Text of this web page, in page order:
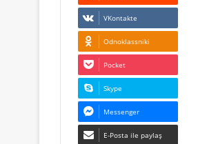
VKontakte
Odnoklassniki
Pocket
Skype
Messenger
E-Posta ile paylaş